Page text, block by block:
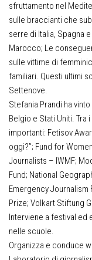
sfruttamento nel
sulle braccianti che
serre di Italia, Spagna e
Marocco; Le
sulle vittime di
familiari. Questi ultimi
Settenove.
Stefania Prandi ha
Belgio e Stati Uniti. Tra i
importanti: Fetisov
oggi?”; Fund for Women
Journalists – IWMF;
Fund; National
Emergency Journalism
Prize; Volkart Stiftung
Interviene a festival ed
nelle scuole.
Organizza e conduce